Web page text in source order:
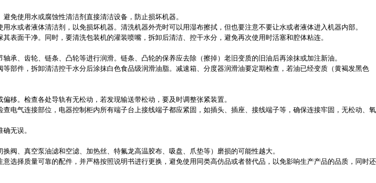
免使用水或腐蚀性清洁剂直接清洁设备，防止损坏机器。
水或者液体清洁剂，以免损坏机器。清洗机器外壳时可以用湿布擦拭，但也要注意不要让水或者液体进入机器内部。
面干净。同时，要清洗包装机的灌装喷嘴，拆卸后清洁、控干水分，避免再次使用时活塞和腔体粘连。
、齿轮、链条、凸轮等进行润滑。链条、凸轮的保养应去除（擦掉）老旧变质的旧油后再涂抹或加注新油。
部件，拆卸清洁控干水分后涂抹白色食品级润滑油脂。减速箱、分度器润滑油要定期检查，若油已经变质（黄褐发黑色
移。检查各处导轨有无松动，若发现输送带松动，要及时调整张紧装置。
电气连接部位，电器控制柜内所有端子台上接线端子都应紧固，如插头、插座、接线端子等，确保连接牢固，无松动、氧
无误。
、真空泵油滤和空滤、加热丝、特氟龙高温胶布、吸盘、爪垫等）磨损的可能性越大。
选择质量可靠的配件，并严格按照说明书进行更换，避免使用同类高仿品或者替代品，以免影响生产产品的品质，同时还